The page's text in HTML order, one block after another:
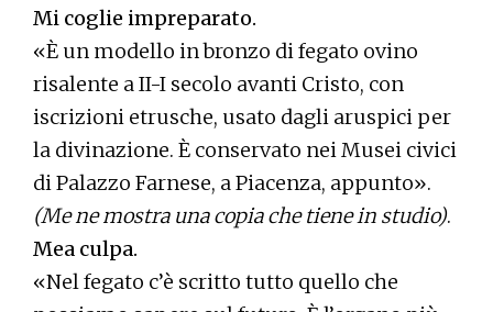
Mi coglie impreparato.
«È un modello in bronzo di fegato ovino
risalente a II-I secolo avanti Cristo, con
iscrizioni etrusche, usato dagli aruspici per
la divinazione. È conservato nei Musei civici
di Palazzo Farnese, a Piacenza, appunto».
(Me ne mostra una copia che tiene in studio).
Mea culpa.
«Nel fegato c’è scritto tutto quello che